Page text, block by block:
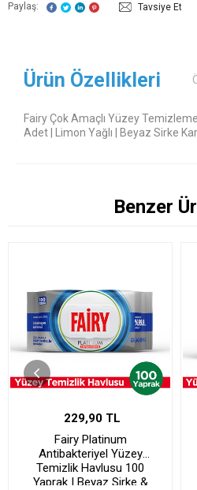
Paylaş: Tavsiye Et
Ürün Özellikleri
Fairy Çok Amaçlı Yüzey
Adet | Limon Yağlı | Beyaz Sirke
Benzer
229,90 TL
Fairy Platinum
Antibakteriyel Yüzey
Temizlik Havlusu 100
Yaprak | Beyaz Sirke &